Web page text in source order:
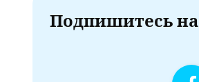
Подпишитесь